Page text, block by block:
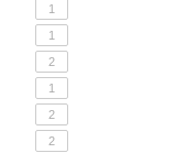
1
1
2
1
2
2